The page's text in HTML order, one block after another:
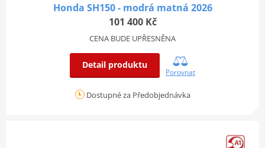
Honda SH150 - modrá matná 2026
101 400 Kč
CENA BUDE UPŘESNĚNA
Detail produktu
Porovnat
Dostupné za Předobjednávka